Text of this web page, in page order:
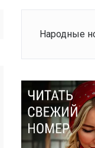
Народные